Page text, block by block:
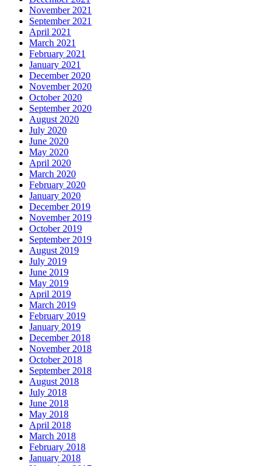
November 2021
September 2021
April 2021
March 2021
February 2021
January 2021
December 2020
November 2020
October 2020
September 2020
August 2020
July 2020
June 2020
May 2020
April 2020
March 2020
February 2020
January 2020
December 2019
November 2019
October 2019
September 2019
August 2019
July 2019
June 2019
May 2019
April 2019
March 2019
February 2019
January 2019
December 2018
November 2018
October 2018
September 2018
August 2018
July 2018
June 2018
May 2018
April 2018
March 2018
February 2018
January 2018